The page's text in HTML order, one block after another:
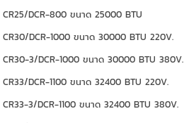
CR25/DCR-800 ขนาด 25000 BTU
CR30/DCR-1000 ขนาด 30000 BTU 220V.
CR30-3/DCR-1000 ขนาด 30000 BTU 380V.
CR33/DCR-1100 ขนาด 32400 BTU 220V.
CR33-3/DCR-1100 ขนาด 32400 BTU 380V.